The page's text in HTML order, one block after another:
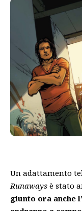
Un adattamento
Runaways è stato
giunto ora anche